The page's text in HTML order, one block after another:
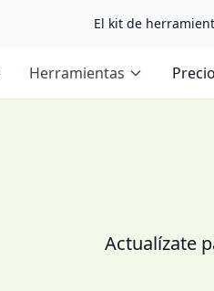
El kit de
Herramientas
Actualízate